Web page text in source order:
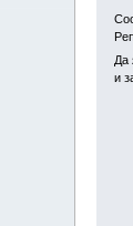
Да
и